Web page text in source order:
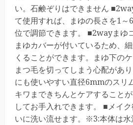
い。石鹸ぞりはできません
て使用すれば、まゆの長さを1
位で調節できます。 ■2wayまゆ
まゆカバーが付いているため、
くることができます。まゆ下の
まつ毛を切ってしまう心配があ
にも使いやすい直径6mmのスリ
キワまできちんとケアすること
してお手入れできます。 ■メイ
いに洗い流せます。※3:本体は